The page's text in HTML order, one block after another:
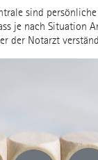
sind persönliche
je nach Situation
der Notarzt